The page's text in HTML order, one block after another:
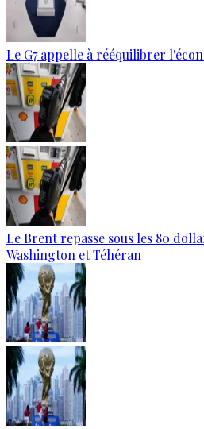
Le G7 appelle à rééquilibrer
Le Brent repasse sous les 80
Washington et Téhéran